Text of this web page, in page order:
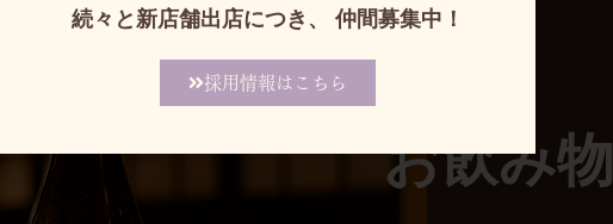
お飲み物
続々と新店舗出店につき、 仲間募集中！
採用情報はこちら